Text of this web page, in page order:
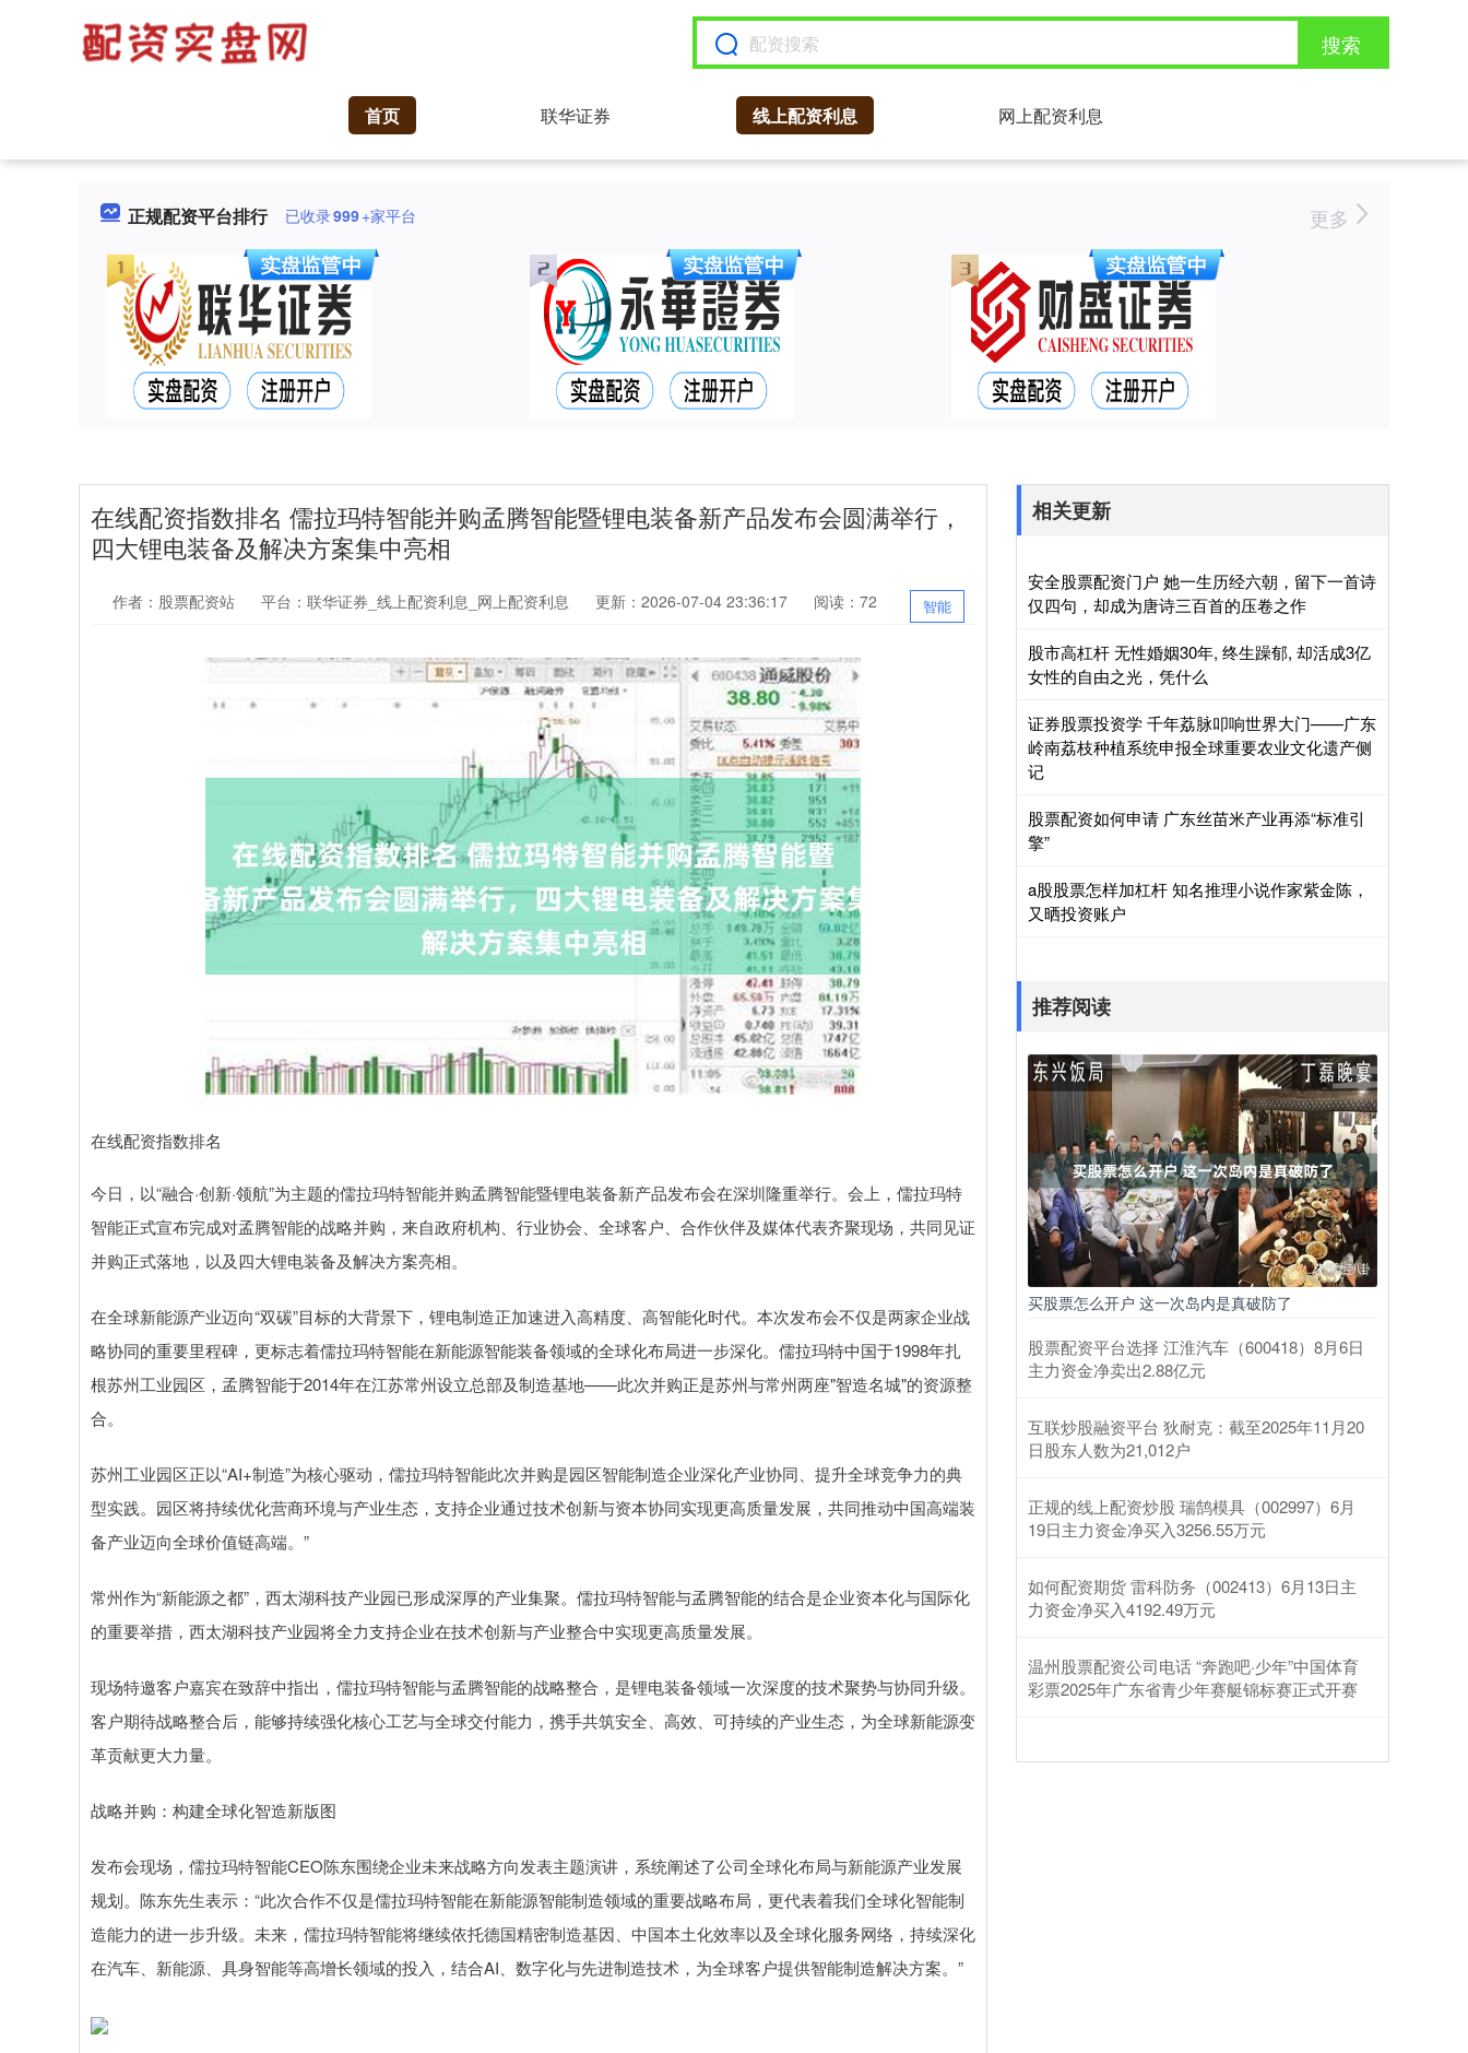
搜索
首页 联华证券 线上配资利息 网上配资利息
正规配资平台排行 已收录999+家平台 更多
在线配资指数排名 儒拉玛特智能并购孟腾智能暨锂电装备新产品发布会圆满举行，
四大锂电装备及解决方案集中亮相
智能
作者：股票配资站 平台：联华证券_线上配资利息_网上配资利息 更新：2026-07-04 23:36:17 阅读：72
在线配资指数排名
今日，以“融合·创新·领航”为主题的儒拉玛特智能并购孟腾智能暨锂电装备新产品发布会在深圳隆重举行。会上，儒拉玛特
智能正式宣布完成对孟腾智能的战略并购，来自政府机构、行业协会、全球客户、合作伙伴及媒体代表齐聚现场，共同见证
并购正式落地，以及四大锂电装备及解决方案亮相。
在全球新能源产业迈向“双碳”目标的大背景下，锂电制造正加速进入高精度、高智能化时代。本次发布会不仅是两家企业战
略协同的重要里程碑，更标志着儒拉玛特智能在新能源智能装备领域的全球化布局进一步深化。儒拉玛特中国于1998年扎
根苏州工业园区，孟腾智能于2014年在江苏常州设立总部及制造基地——此次并购正是苏州与常州两座"智造名城"的资源整
合。
苏州工业园区正以“AI+制造”为核心驱动，儒拉玛特智能此次并购是园区智能制造企业深化产业协同、提升全球竞争力的典
型实践。园区将持续优化营商环境与产业生态，支持企业通过技术创新与资本协同实现更高质量发展，共同推动中国高端装
备产业迈向全球价值链高端。”
常州作为“新能源之都”，西太湖科技产业园已形成深厚的产业集聚。儒拉玛特智能与孟腾智能的结合是企业资本化与国际化
的重要举措，西太湖科技产业园将全力支持企业在技术创新与产业整合中实现更高质量发展。
现场特邀客户嘉宾在致辞中指出，儒拉玛特智能与孟腾智能的战略整合，是锂电装备领域一次深度的技术聚势与协同升级。
客户期待战略整合后，能够持续强化核心工艺与全球交付能力，携手共筑安全、高效、可持续的产业生态，为全球新能源变
革贡献更大力量。
战略并购：构建全球化智造新版图
发布会现场，儒拉玛特智能CEO陈东围绕企业未来战略方向发表主题演讲，系统阐述了公司全球化布局与新能源产业发展
规划。陈东先生表示：“此次合作不仅是儒拉玛特智能在新能源智能制造领域的重要战略布局，更代表着我们全球化智能制
造能力的进一步升级。未来，儒拉玛特智能将继续依托德国精密制造基因、中国本土化效率以及全球化服务网络，持续深化
在汽车、新能源、具身智能等高增长领域的投入，结合AI、数字化与先进制造技术，为全球客户提供智能制造解决方案。”
相关更新
安全股票配资门户 她一生历经六朝，留下一首诗
仅四句，却成为唐诗三百首的压卷之作
股市高杠杆 无性婚姻30年, 终生躁郁, 却活成3亿
女性的自由之光，凭什么
证券股票投资学 千年荔脉叩响世界大门——广东
岭南荔枝种植系统申报全球重要农业文化遗产侧
记
股票配资如何申请 广东丝苗米产业再添“标准引
擎”
a股股票怎样加杠杆 知名推理小说作家紫金陈，
又晒投资账户
推荐阅读
买股票怎么开户 这一次岛内是真破防了
股票配资平台选择 江淮汽车（600418）8月6日
主力资金净卖出2.88亿元
互联炒股融资平台 狄耐克：截至2025年11月20
日股东人数为21,012户
正规的线上配资炒股 瑞鹄模具（002997）6月
19日主力资金净买入3256.55万元
如何配资期货 雷科防务（002413）6月13日主
力资金净买入4192.49万元
温州股票配资公司电话 “奔跑吧·少年”中国体育
彩票2025年广东省青少年赛艇锦标赛正式开赛